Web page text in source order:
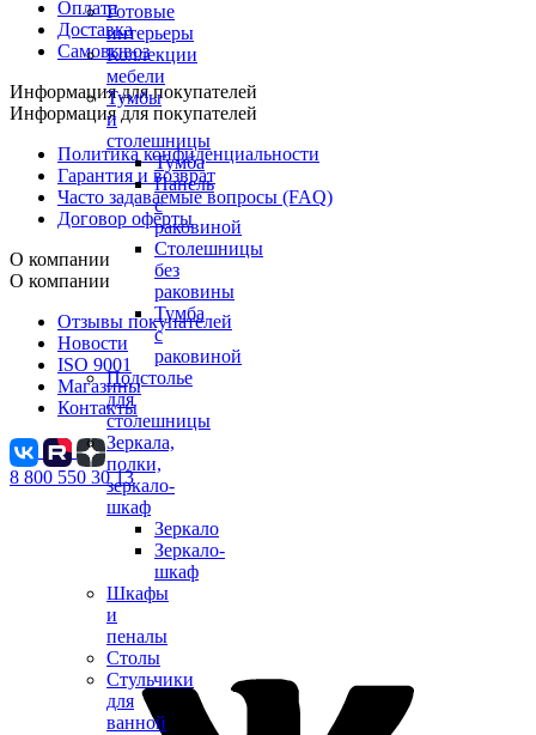
Готовые
интерьеры
Коллекции
мебели
Тумбы
и
столешницы
Тумба
Панель
с
раковиной
Столешницы
без
раковины
Тумба
с
раковиной
Подстолье
для
столешницы
Зеркала,
полки,
зеркало-
шкаф
Зеркало
Зеркало-
шкаф
Шкафы
и
пеналы
Столы
Стульчики
для
ванной
Оплата
Доставка
Самовывоз
Информация для покупателей
Информация для покупателей
Политика конфиденциальности
Гарантия и возврат
Часто задаваемые вопросы (FAQ)
Договор оферты
О компании
О компании
Отзывы покупателей
Новости
ISO 9001
Магазины
Контакты
8 800 550 30 13